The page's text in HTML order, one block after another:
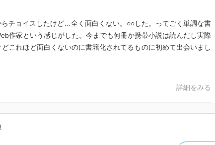
チョイスしたけど…全く面白くない。○○した。ってごく単調な書
作家という感じがした。今までも何冊か携帯小説は読んだし実際
これほど面白くないのに書籍化されてるものに初めて出会いまし
詳細をみる